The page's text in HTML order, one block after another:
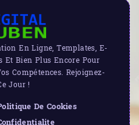
En Ligne, Templates, E-
Et Bien Plus Encore Pour
Compétences. Rejoignez-
Jour !
De Cookies